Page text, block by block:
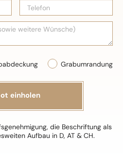
Grabumrandung
die Beschriftung als
Aufbau in D, AT & CH.